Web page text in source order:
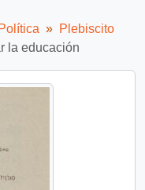
Plebiscito
la educación